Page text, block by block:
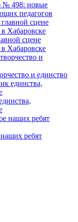
№ 498: новые
педагогов
сцене
Хабаровске
и единство
ребят